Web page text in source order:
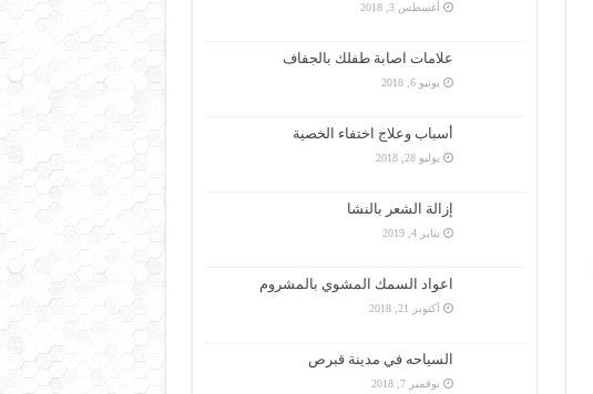
أغسطس 3, 2018
علامات اصابة طفلك بالجفاف
يونيو 6, 2018
أسباب وعلاج اختفاء الخصية
يوليو 28, 2018
إزالة الشعر بالنشا
يناير 4, 2019
اعواد السمك المشوي بالمشروم
أكتوبر 21, 2018
السياحه في مدينة قبرص
نوفمبر 7, 2018